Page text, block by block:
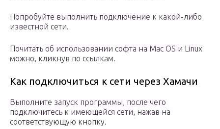
Попробуйте выполнить подключение к какой-либо
известной сети.
Почитать об использовании софта на Mac OS и Linux
можно, кликнув по ссылкам.
Как подключиться к сети через Хамачи
Выполните запуск программы, после чего
подключитесь к имеющейся сети, нажав на
соответствующую кнопку.